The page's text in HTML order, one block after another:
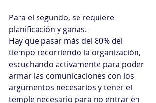
Para el segundo, se requiere
planificación y ganas.
Hay que pasar más del 80% del
tiempo recorriendo la organización,
escuchando activamente para poder
armar las comunicaciones con los
argumentos necesarios y tener el
temple necesario para no entrar en